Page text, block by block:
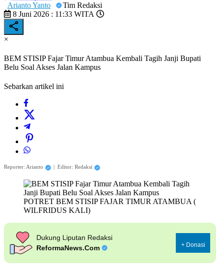
Arianto Yanto
Tim Redaksi
8 Juni 2026 : 11:33 WITA
×
BEM STISIP Fajar Timur Atambua Kembali Tagih Janji Bupati
Belu Soal Akses Jalan Kampus
Sebarkan artikel ini
Reporter: Arianto Editor: Redaksi
POTRET BEM STISIP FAJAR TIMUR ATAMBUA (
WILFRIDUS KALI)
Dukung Liputan Redaksi
ReformaNews.Com
+ Donasi